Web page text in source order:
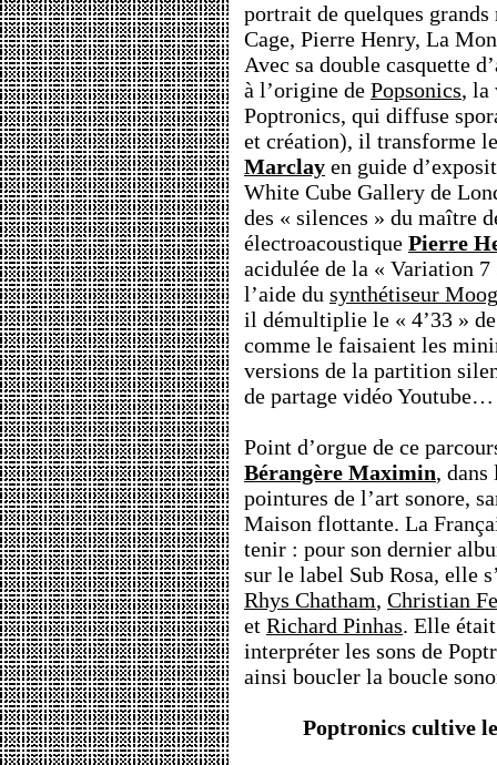
portrait de quelques grands
Cage, Pierre Henry, La
Avec sa double casquette
à l’origine de Popsonics, la
Poptronics, qui diffuse
et création), il transforme
Marclay en guide
White Cube Gallery de
des « silences » du maître
électroacoustique Pierre
acidulée de la « Variation
l’aide du synthétiseur
il démultiplie le « 4’33 »
comme le faisaient les
versions de la partition
de partage vidéo Youtube…
Point d’orgue de ce
Bérangère Maximin, dans
pointures de l’art sonore,
Maison flottante. La
tenir : pour son dernier
sur le label Sub Rosa, elle
Rhys Chatham, Christian
et Richard Pinhas. Elle
interpréter les sons de
ainsi boucler la boucle
Poptronics cultive